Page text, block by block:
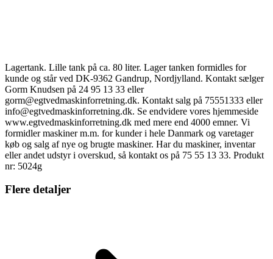
Lagertank. Lille tank på ca. 80 liter. Lager tanken formidles for
kunde og står ved DK-9362 Gandrup, Nordjylland. Kontakt sælger
Gorm Knudsen på 24 95 13 33 eller
gorm@egtvedmaskinforretning.dk. Kontakt salg på 75551333 eller
info@egtvedmaskinforretning.dk. Se endvidere vores hjemmeside
www.egtvedmaskinforretning.dk med mere end 4000 emner. Vi
formidler maskiner m.m. for kunder i hele Danmark og varetager
køb og salg af nye og brugte maskiner. Har du maskiner, inventar
eller andet udstyr i overskud, så kontakt os på 75 55 13 33. Produkt
nr: 5024g
Flere detaljer